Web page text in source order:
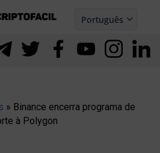
Português
Español
» Binance encerra programa de
à Polygon